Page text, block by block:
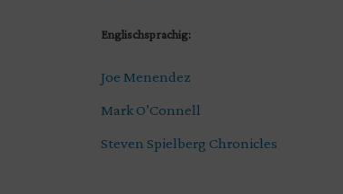
Englischsprachig:
Joe Menendez
Mark O’Connell
Steven Spielberg Chronicles